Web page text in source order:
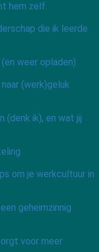
hem zelf.
die ik leerde
weer opladen)
(werk)geluk
(denk ik), en wat jij
om je werkcultuur in
geheimzinnig
voor meer